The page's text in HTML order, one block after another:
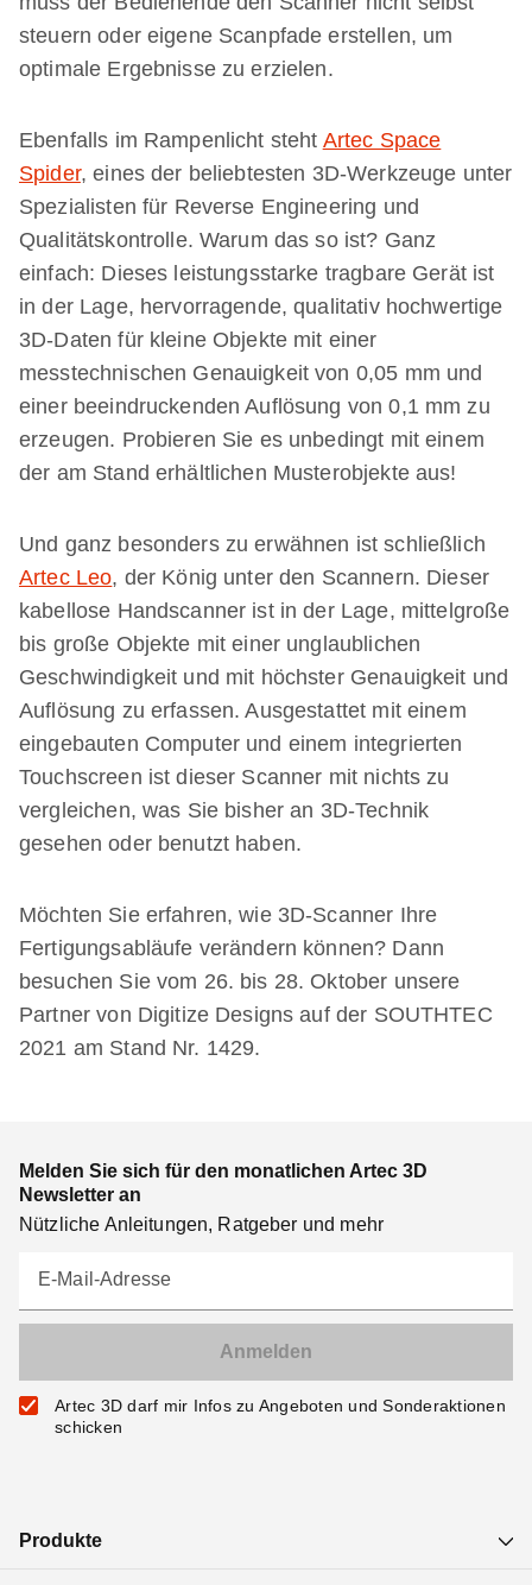
steuern oder eigene Scanpfade erstellen, um
optimale Ergebnisse zu erzielen.
Ebenfalls im Rampenlicht steht Artec Space
Spider, eines der beliebtesten 3D-Werkzeuge unter
Spezialisten für Reverse Engineering und
Qualitätskontrolle. Warum das so ist? Ganz
einfach: Dieses leistungsstarke tragbare Gerät ist
in der Lage, hervorragende, qualitativ hochwertige
3D-Daten für kleine Objekte mit einer
messtechnischen Genauigkeit von 0,05 mm und
einer beeindruckenden Auflösung von 0,1 mm zu
erzeugen. Probieren Sie es unbedingt mit einem
der am Stand erhältlichen Musterobjekte aus!
Und ganz besonders zu erwähnen ist schließlich
Artec Leo, der König unter den Scannern. Dieser
kabellose Handscanner ist in der Lage, mittelgroße
bis große Objekte mit einer unglaublichen
Geschwindigkeit und mit höchster Genauigkeit und
Auflösung zu erfassen. Ausgestattet mit einem
eingebauten Computer und einem integrierten
Touchscreen ist dieser Scanner mit nichts zu
vergleichen, was Sie bisher an 3D-Technik
gesehen oder benutzt haben.
Möchten Sie erfahren, wie 3D-Scanner Ihre
Fertigungsabläufe verändern können? Dann
besuchen Sie vom 26. bis 28. Oktober unsere
Partner von Digitize Designs auf der SOUTHTEC
2021 am Stand Nr. 1429.
Melden Sie sich für den monatlichen Artec 3D
Newsletter an
Nützliche Anleitungen, Ratgeber und mehr
E-Mail-Adresse
Artec 3D darf mir Infos zu Angeboten und Sonderaktionen
schicken
Produkte